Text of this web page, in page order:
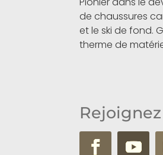
de chaussures
et le ski de fond.
therme de